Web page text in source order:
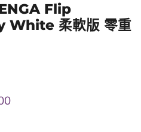
Flip
White 柔軟版 零重